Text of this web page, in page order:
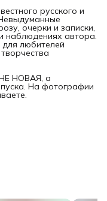
русского и
очерки и записки,
наблюдениях автора.
для любителей
НОВАЯ, а
На фотографии